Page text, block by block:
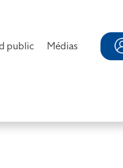
public Médias